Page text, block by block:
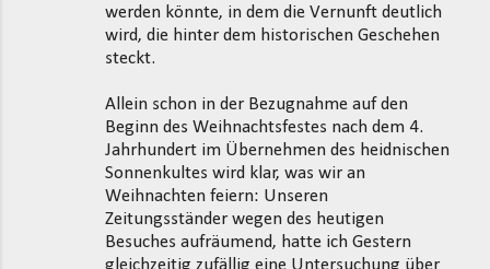
werden könnte, in dem die Vernunft deutlich
wird, die hinter dem historischen Geschehen
steckt.
Allein schon in der Bezugnahme auf den
Beginn des Weihnachtsfestes nach dem 4.
Jahrhundert im Übernehmen des heidnischen
Sonnenkultes wird klar, was wir an
Weihnachten feiern: Unseren
Zeitungsständer wegen des heutigen
Besuches aufräumend, hatte ich Gestern
gleichzeitig zufällig eine Untersuchung über